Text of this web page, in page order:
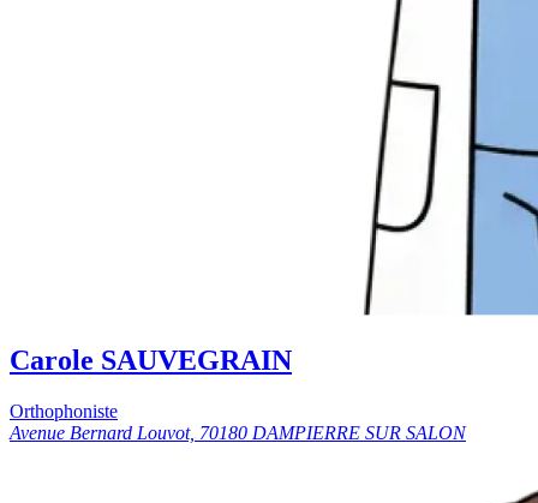
Carole SAUVEGRAIN
Orthophoniste
Avenue Bernard Louvot, 70180 DAMPIERRE SUR SALON